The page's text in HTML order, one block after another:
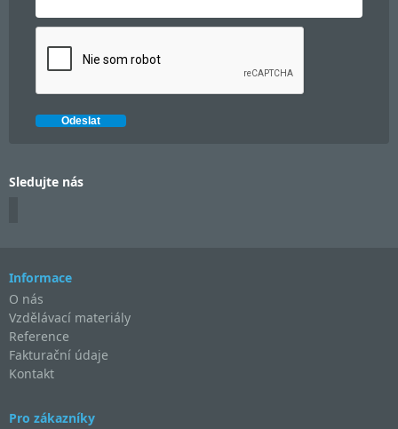
Sledujte nás
Informace
O nás
Vzdělávací materiály
Reference
Fakturační údaje
Kontakt
Pro zákazníky